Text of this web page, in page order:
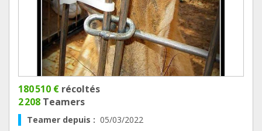
180 510 € récoltés
2 208 Teamers
Teamer depuis : 05/03/2022